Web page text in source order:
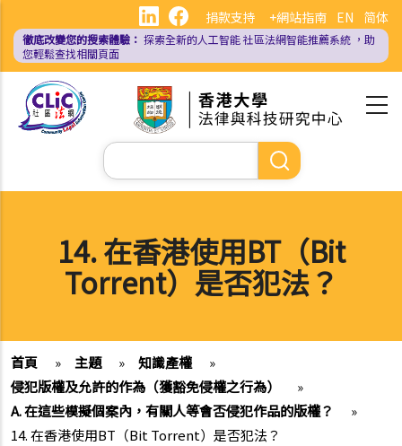
內
EN 简体
捐款支持 +網站指南
徹底改變您的搜索體驗： 探索全新的人工智能社區法網智能推薦系統 ，助
您輕鬆查找相關頁面
Search
14. 在香港使用BT（Bit
Torrent）是否犯法？
首頁 » 主題 » 知識產權
»
侵犯版權及允許的作為（獲豁免侵權之行為）
»
A. 在這些模擬個案內，有關人等會否侵犯作品的版權？
»
14. 在香港使用BT（Bit Torrent）是否犯法？